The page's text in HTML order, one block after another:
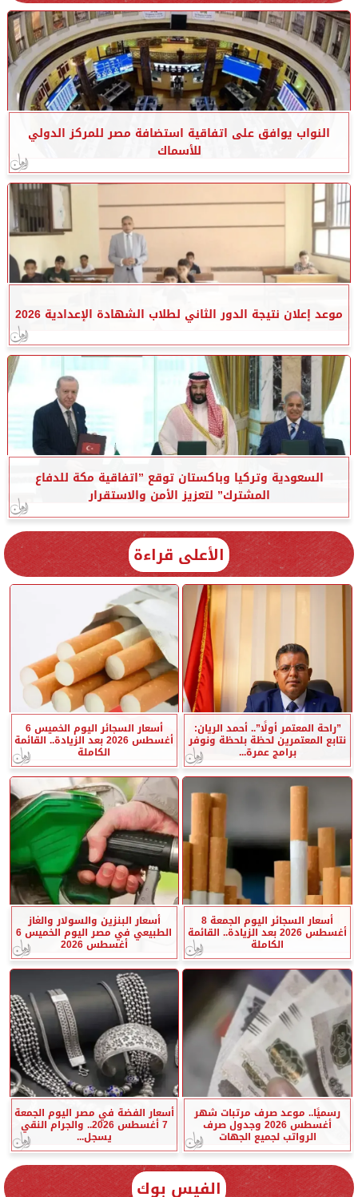
النواب يوافق على اتفاقية استضافة مصر للمركز الدولي
للأسماك
موعد إعلان نتيجة الدور الثاني لطلاب الشهادة الإعدادية 2026
السعودية وتركيا وباكستان توقع ”اتفاقية مكة للدفاع
المشترك” لتعزيز الأمن والاستقرار
الأعلى قراءة
”راحة المعتمر أولًا”.. أحمد الريان:
نتابع المعتمرين لحظة بلحظة ونوفر
برامج عمرة...
أسعار السجائر اليوم الخميس 6
أغسطس 2026 بعد الزيادة.. القائمة
الكاملة
أسعار السجائر اليوم الجمعة 8
أغسطس 2026 بعد الزيادة.. القائمة
الكاملة
أسعار البنزين والسولار والغاز
الطبيعي في مصر اليوم الخميس 6
أغسطس 2026
رسميًا.. موعد صرف مرتبات شهر
أغسطس 2026 وجدول صرف
الرواتب لجميع الجهات
أسعار الفضة في مصر اليوم الجمعة
7 أغسطس 2026.. والجرام النقي
يسجل...
الفيس بوك